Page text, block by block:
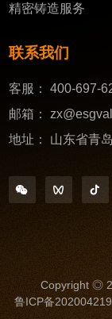
精密铸造服务
联系我们
客服：
400-697-
邮箱：
地址：
山东省青
Copyright ◎
鲁ICP备